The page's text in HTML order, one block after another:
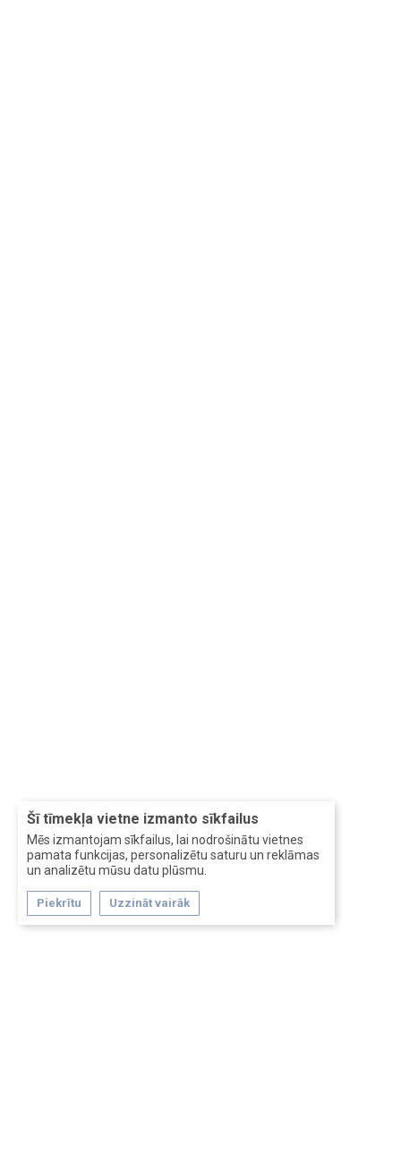
Šī tīmekļa vietne izmanto sīkfailus
Mēs izmantojam sīkfailus, lai nodrošinātu vietnes
pamata funkcijas, personalizētu saturu un reklāmas
un analizētu mūsu datu plūsmu.
Piekrītu Uzzināt vairāk